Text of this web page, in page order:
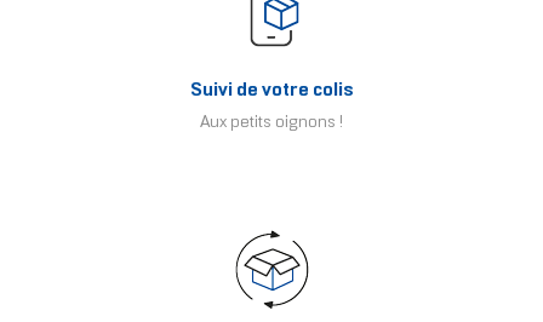
Suivi de votre colis
Aux petits oignons !